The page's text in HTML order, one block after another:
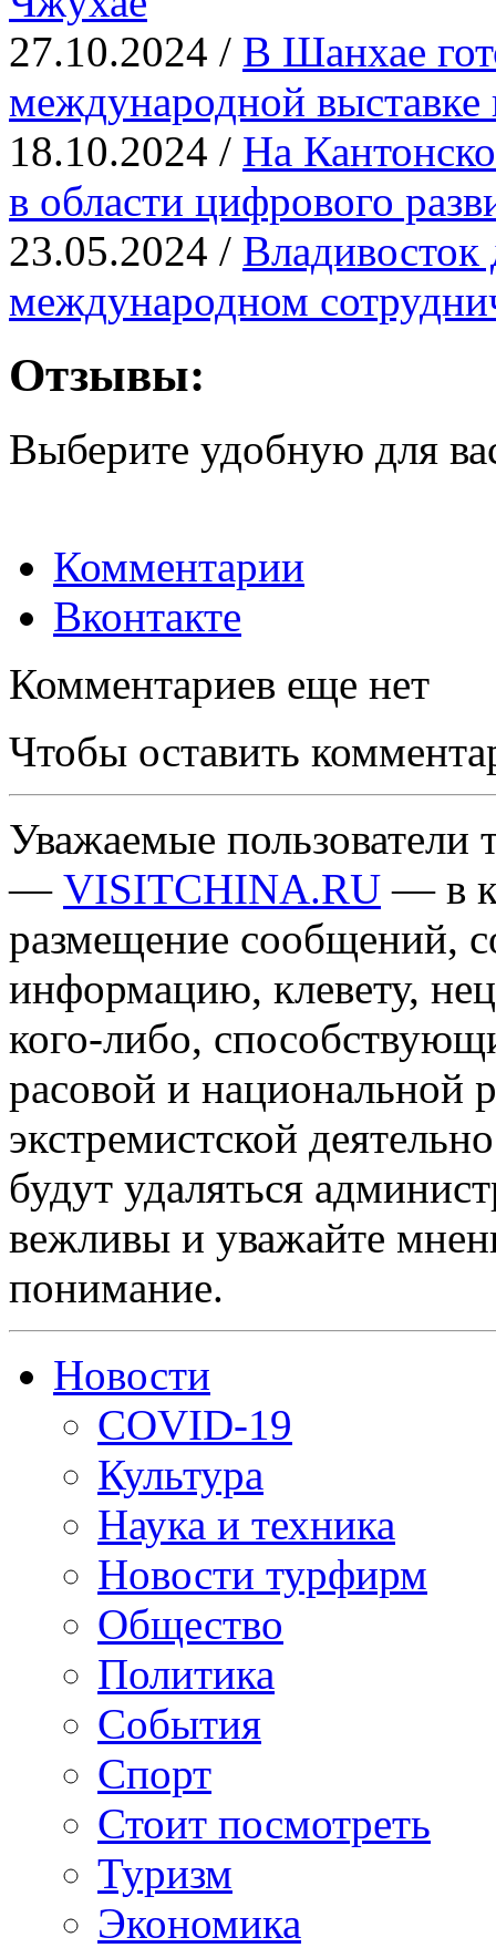
27.10.2024 / В Шанхае
международной выставке
18.10.2024 / На
в области цифрового
23.05.2024 / Владивосток
международном
Отзывы:
Выберите удобную для
Комментарии
Вконтакте
Комментариев еще нет
Чтобы оставить
Уважаемые пользователи
— VISITCHINA.RU — в
размещение сообщений,
информацию, клевету,
кого-либо,
расовой и национальной
экстремистской
будут удаляться
вежливы и уважайте
понимание.
Новости
COVID-19
Культура
Наука и техника
Новости турфирм
Общество
Политика
События
Спорт
Стоит посмотреть
Туризм
Экономика